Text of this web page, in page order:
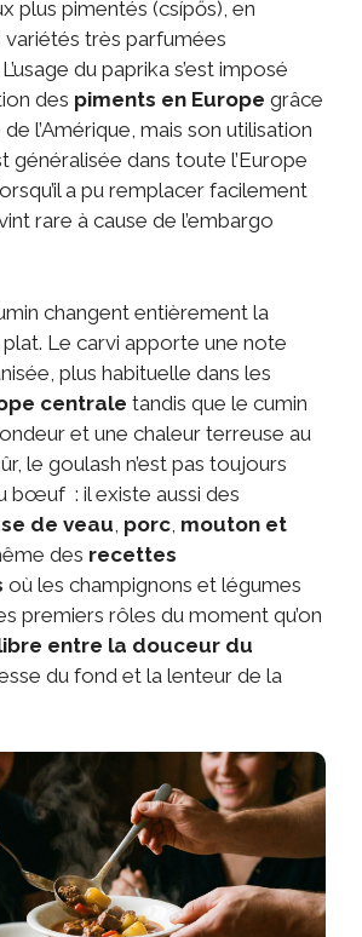
plus pimentés (csípős), en
variétés très parfumées
du paprika s’est imposé
des piments en Europe grâce
l’Amérique, mais son utilisation
généralisée dans toute l’Europe
a pu remplacer facilement
rare à cause de l’embargo
changent entièrement la
Le carvi apporte une note
plus habituelle dans les
centrale tandis que le cumin
et une chaleur terreuse au
le goulash n’est pas toujours
bœuf : il existe aussi des
de veau porc mouton et
des recettes
où les champignons et légumes
premiers rôles du moment qu’on
entre la douceur du
du fond et la lenteur de la